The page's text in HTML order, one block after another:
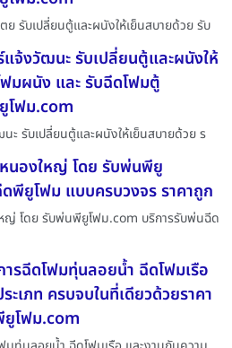
รับเปลี่ยนตู้และผนังให้เย็นสบายด้วย รับ
จ้งวัฒนะ รับเปลี่ยนตู้และผนังให้
มผนัง และ รับฉีดโฟมตู้
โฟม.com
รับเปลี่ยนตู้และผนังให้เย็นสบายด้วย ร
นองใหญ่ โดย รับพ่นพียู
พียูโฟม แบบครบวงจร ราคาถูก
โดย รับพ่นพียูโฟม.com บริการรับพ่นฉีด
รฉีดโฟมทุ่นลอยน้ำ ฉีดโฟมเรือ
เภท ครบจบในที่เดียวด้วยราคา
โฟม.com